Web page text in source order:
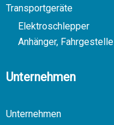
Transportgeräte
Elektroschlepper
Anhänger, Fahrgestelle
Unternehmen
Unternehmen